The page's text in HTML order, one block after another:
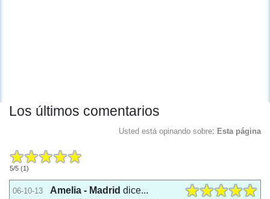
Los últimos comentarios
Usted está opinando sobre: Esta página
5/5 (1 )
06-10-13 Amelia - Madrid dice...